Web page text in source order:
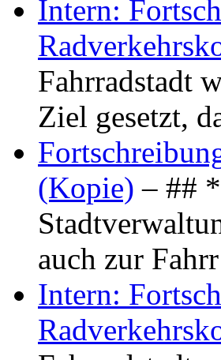
Intern:
Fahrradstadt
Ziel gesetzt,
(Kopie) – ##
auch zur
Intern: